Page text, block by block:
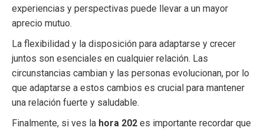
experiencias y perspectivas puede llevar a un mayor
aprecio mutuo.
La flexibilidad y la disposición para adaptarse y crecer
juntos son esenciales en cualquier relación. Las
circunstancias cambian y las personas evolucionan, por lo
que adaptarse a estos cambios es crucial para mantener
una relación fuerte y saludable.
Finalmente, si ves la hora 202 es importante recordar que